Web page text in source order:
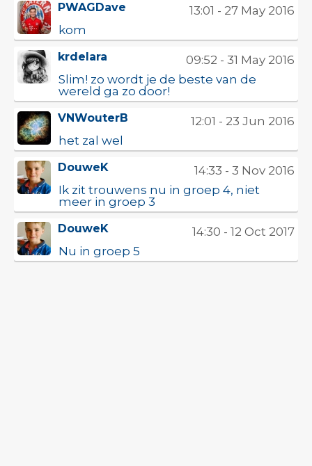
PWAGDave
13:01 - 27 May 2016
kom
krdelara
09:52 - 31 May 2016
Slim! zo wordt je de beste van de
wereld ga zo door!
VNWouterB
12:01 - 23 Jun 2016
het zal wel
DouweK
14:33 - 3 Nov 2016
Ik zit trouwens nu in groep 4, niet
meer in groep 3
DouweK
14:30 - 12 Oct 2017
Nu in groep 5